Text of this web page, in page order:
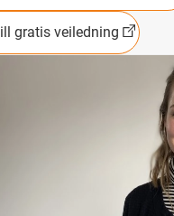
gratis veiledning